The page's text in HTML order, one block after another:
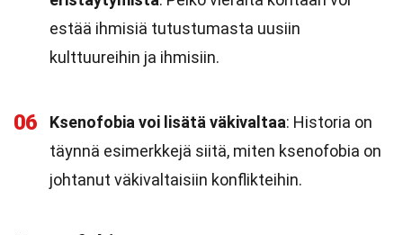
estää ihmisiä tutustumasta uusiin
kulttuureihin ja ihmisiin.
06 Ksenofobia voi lisätä väkivaltaa: Historia on
täynnä esimerkkejä siitä, miten ksenofobia on
johtanut väkivaltaisiin konflikteihin.